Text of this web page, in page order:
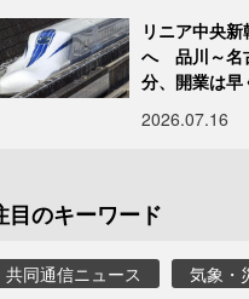
リニア中央
へ 品川～名
分、開業は
2026.07.16
目のキーワード
共同通信ニュース
気象・